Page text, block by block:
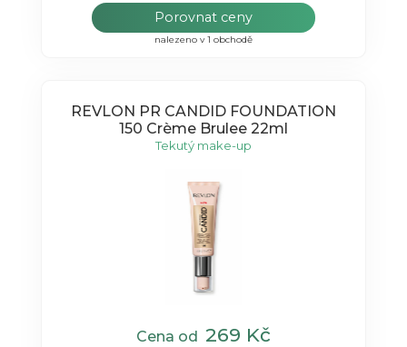
Porovnat ceny
nalezeno v 1 obchodě
REVLON PR CANDID FOUNDATION
150 Crème Brulee 22ml
Tekutý make-up
Cena od 269 Kč